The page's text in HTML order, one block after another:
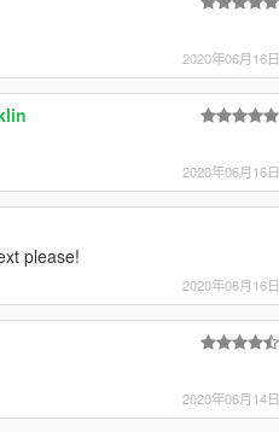
2020年06月16日
2020年06月16日
please!
2020年06月16日
2020年06月14日